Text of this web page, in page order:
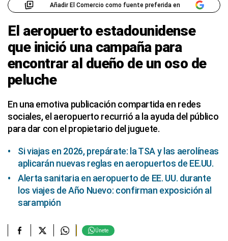
Añadir El Comercio como fuente preferida en
El aeropuerto estadounidense
que inició una campaña para
encontrar al dueño de un oso de
peluche
En una emotiva publicación compartida en redes
sociales, el aeropuerto recurrió a la ayuda del público
para dar con el propietario del juguete.
Si viajas en 2026, prepárate: la TSA y las aerolíneas
aplicarán nuevas reglas en aeropuertos de EE.UU.
Alerta sanitaria en aeropuerto de EE. UU. durante
los viajes de Año Nuevo: confirman exposición al
sarampión
Únete